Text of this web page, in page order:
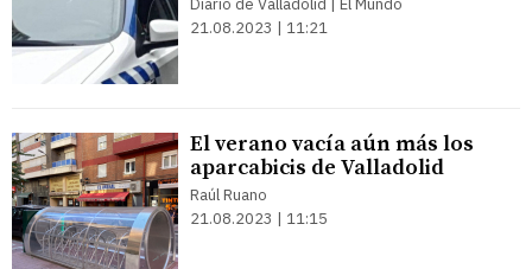
Diario de Valladolid | El Mundo
21.08.2023 | 11:21
El verano vacía aún más los
aparcabicis de Valladolid
Raúl Ruano
21.08.2023 | 11:15